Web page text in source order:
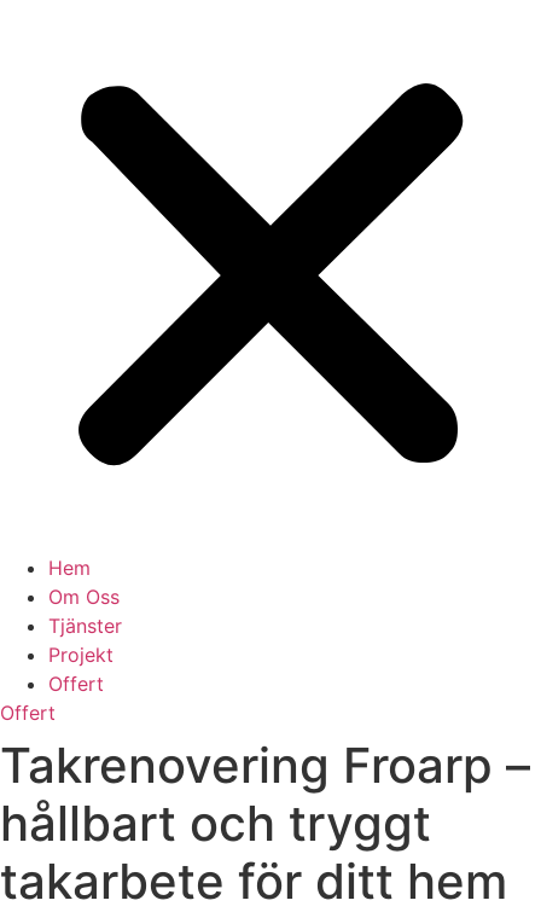
Hem
Om Oss
Tjänster
Projekt
Offert
Offert
Takrenovering Froarp –
hållbart och tryggt
takarbete för ditt hem